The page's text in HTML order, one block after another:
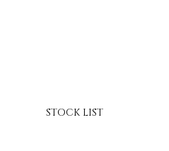
STOCK LIST